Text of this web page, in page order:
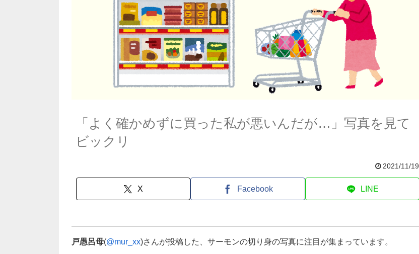
「よく確かめずに買った私が悪いんだが…」写真を見て
ビックリ
2021/11/19
X Facebook LINE
戸愚呂母(@mur_xx)さんが投稿した、サーモンの切り身の写真に注目が集まっています。